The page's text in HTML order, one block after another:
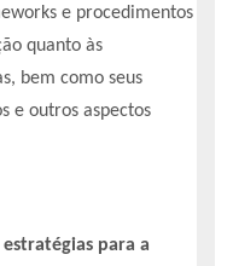
e procedimentos
quanto às
bem como seus
e outros aspectos
para a